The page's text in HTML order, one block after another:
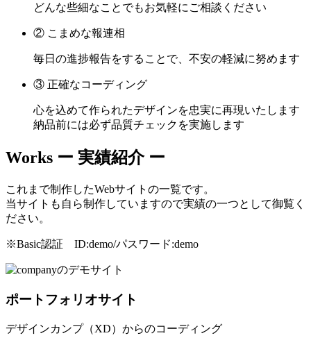
どんな些細なことでもお気軽にご相談ください
② こまめな報連相
毎日の進捗報告をすることで、不安の軽減に努めます
③ 正確なコーディング
心を込めて作られたデザインを忠実に再現いたします
納品前には必ず品質チェックを実施します
Works ー 実績紹介 ー
これまで制作したWebサイトの一覧です。
当サイトも自ら制作していますので実績の一つとして御覧く
ださい。
※Basic認証 ID:demo/パスワード:demo
ポートフォリオサイト
デザインカンプ（XD）からのコーディング